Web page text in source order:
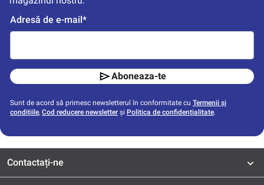
Adresă de e-mail*
Aboneaza-te
Sunt de acord să primesc newsletterul în conformitate cu Termenii și
condițiile, Cod reducere newsletter și Politica de confidențialitate.
Contactați-ne